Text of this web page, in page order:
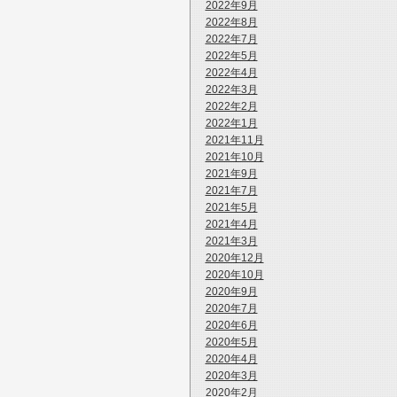
2022年9月
2022年8月
2022年7月
2022年5月
2022年4月
2022年3月
2022年2月
2022年1月
2021年11月
2021年10月
2021年9月
2021年7月
2021年5月
2021年4月
2021年3月
2020年12月
2020年10月
2020年9月
2020年7月
2020年6月
2020年5月
2020年4月
2020年3月
2020年2月